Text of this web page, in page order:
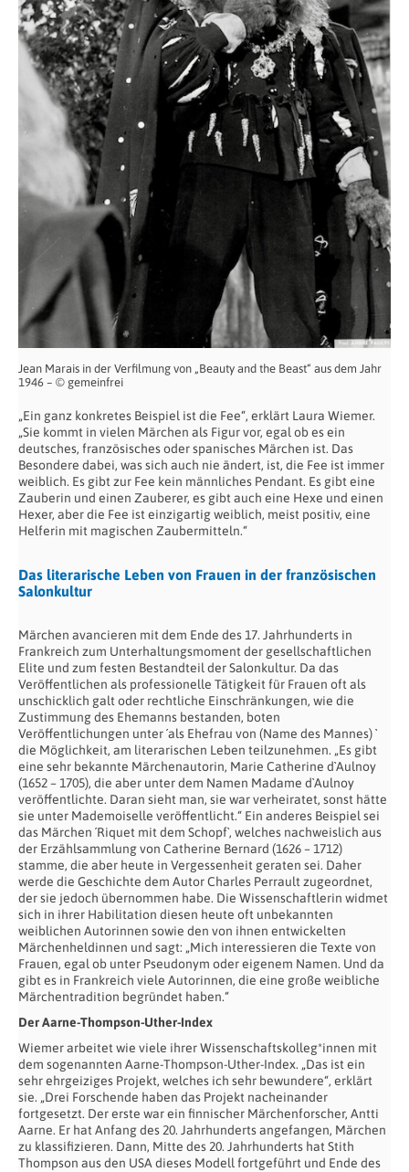
Jean Marais in der Verfilmung von „Beauty and the Beast“ aus dem Jahr
1946 – © gemeinfrei
„Ein ganz konkretes Beispiel ist die Fee“, erklärt Laura Wiemer.
„Sie kommt in vielen Märchen als Figur vor, egal ob es ein
deutsches, französisches oder spanisches Märchen ist. Das
Besondere dabei, was sich auch nie ändert, ist, die Fee ist immer
weiblich. Es gibt zur Fee kein männliches Pendant. Es gibt eine
Zauberin und einen Zauberer, es gibt auch eine Hexe und einen
Hexer, aber die Fee ist einzigartig weiblich, meist positiv, eine
Helferin mit magischen Zaubermitteln.“
Das literarische Leben von Frauen in der französischen
Salonkultur
Märchen avancieren mit dem Ende des 17. Jahrhunderts in
Frankreich zum Unterhaltungsmoment der gesellschaftlichen
Elite und zum festen Bestandteil der Salonkultur. Da das
Veröffentlichen als professionelle Tätigkeit für Frauen oft als
unschicklich galt oder rechtliche Einschränkungen, wie die
Zustimmung des Ehemanns bestanden, boten
Veröffentlichungen unter ´als Ehefrau von (Name des Mannes) `
die Möglichkeit, am literarischen Leben teilzunehmen. „Es gibt
eine sehr bekannte Märchenautorin, Marie Catherine d`Aulnoy
(1652 – 1705), die aber unter dem Namen Madame d`Aulnoy
veröffentlichte. Daran sieht man, sie war verheiratet, sonst hätte
sie unter Mademoiselle veröffentlicht.“ Ein anderes Beispiel sei
das Märchen ´Riquet mit dem Schopf`, welches nachweislich aus
der Erzählsammlung von Catherine Bernard (1626 – 1712)
stamme, die aber heute in Vergessenheit geraten sei. Daher
werde die Geschichte dem Autor Charles Perrault zugeordnet,
der sie jedoch übernommen habe. Die Wissenschaftlerin widmet
sich in ihrer Habilitation diesen heute oft unbekannten
weiblichen Autorinnen sowie den von ihnen entwickelten
Märchenheldinnen und sagt: „Mich interessieren die Texte von
Frauen, egal ob unter Pseudonym oder eigenem Namen. Und da
gibt es in Frankreich viele Autorinnen, die eine große weibliche
Märchentradition begründet haben.“
Der Aarne-Thompson-Uther-Index
Wiemer arbeitet wie viele ihrer Wissenschaftskolleg*innen mit
dem sogenannten Aarne-Thompson-Uther-Index. „Das ist ein
sehr ehrgeiziges Projekt, welches ich sehr bewundere“, erklärt
sie. „Drei Forschende haben das Projekt nacheinander
fortgesetzt. Der erste war ein finnischer Märchenforscher, Antti
Aarne. Er hat Anfang des 20. Jahrhunderts angefangen, Märchen
zu klassifizieren. Dann, Mitte des 20. Jahrhunderts hat Stith
Thompson aus den USA dieses Modell fortgeführt und Ende des